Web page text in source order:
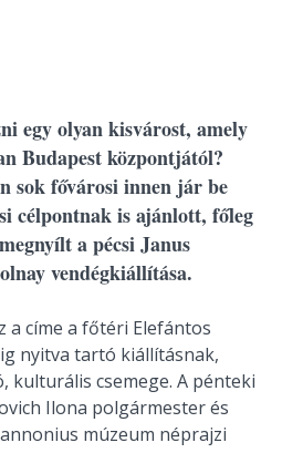
egy olyan kisvárost, amely
Budapest központjától?
sok fővárosi innen jár be
célpontnak is ajánlott, főleg
a pécsi Janus
vendégkiállítása.
a címe a főtéri Elefántos
nyitva tartó kiállításnak,
kulturális csemege. A pénteki
Ilona polgármester és
múzeum néprajzi